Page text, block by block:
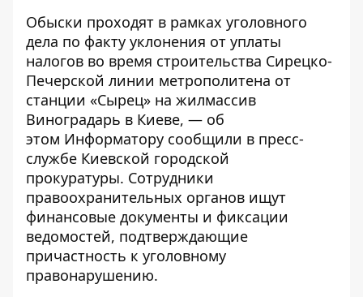
Обыски проходят в рамках уголовного
дела по факту уклонения от уплаты
налогов во время строительства Сирецко-
Печерской линии метрополитена от
станции «Сырец» на жилмассив
Виноградарь в Киеве, — об
этом Информатору сообщили в пресс-
службе Киевской городской
прокуратуры. Сотрудники
правоохранительных органов ищут
финансовые документы и фиксации
ведомостей, подтверждающие
причастность к уголовному
правонарушению.